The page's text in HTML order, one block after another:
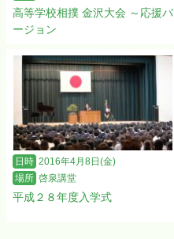
高等学校相撲 金沢大会 ～応援バ
ージョン
日時 2016年4月8日(金)
場所 啓泉講堂
平成２８年度入学式